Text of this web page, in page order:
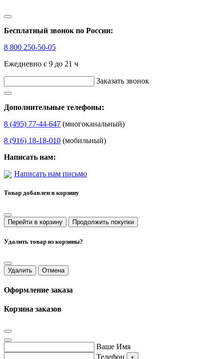
Бесплатный звонок по России:
8 800 250-50-05
Ежедневно с 9 до 21 ч
Заказать звонок
Дополнительные телефоны:
8 (495) 77-44-647 (многоканальный)
8 (916) 18-18-010 (мобильный)
Написать нам:
Написать нам письмо
Товар добавлен в корзину
Перейти в корзину Продолжить покупки
Удалить товар из корзины?
Удалить Отмена
Оформление заказа
Корзина заказов
Ваше Имя
Телефон
+